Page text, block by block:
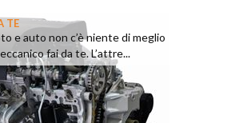
TE
e auto non c’è niente di meglio
fai da te. L’attre...